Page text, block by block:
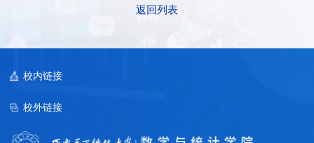
返回列表
校内链接
校外链接